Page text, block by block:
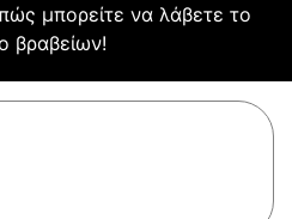
μπορείτε να λάβετε το
βραβείων!